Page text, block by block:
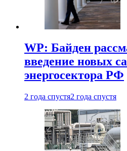
WP: Байден
введение новых
энергосектора РФ
2 года спустя2 года спустя